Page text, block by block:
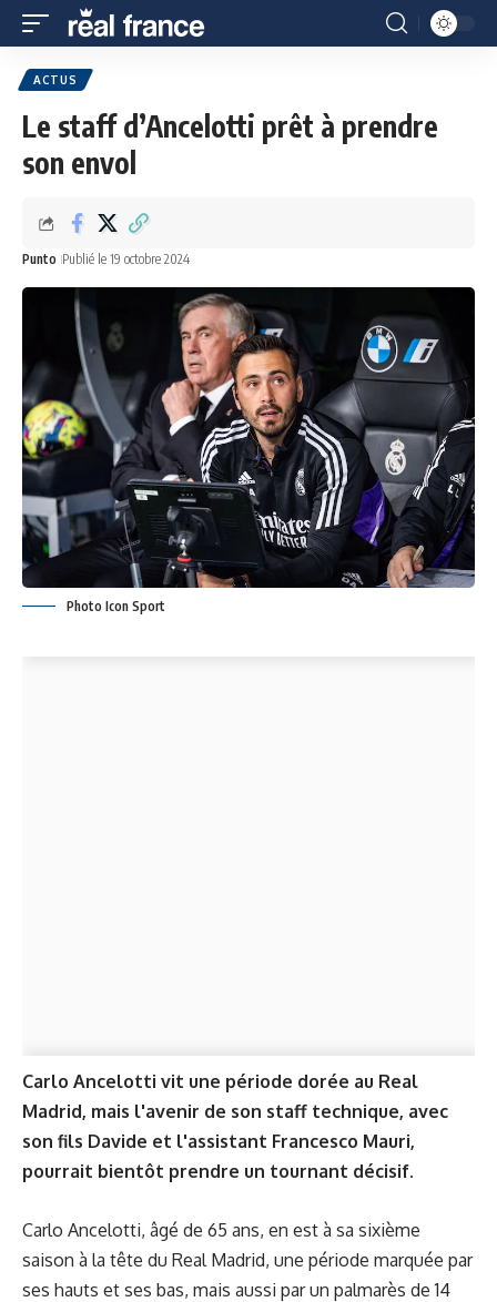
ACTUS
Le staff d’Ancelotti prêt à prendre
son envol
Punto Publié le 19 octobre 2024
Photo Icon Sport
Carlo Ancelotti vit une période dorée au Real
Madrid, mais l'avenir de son staff technique, avec
son fils Davide et l'assistant Francesco Mauri,
pourrait bientôt prendre un tournant décisif.
Carlo Ancelotti, âgé de 65 ans, en est à sa sixième
saison à la tête du Real Madrid, une période marquée par
ses hauts et ses bas, mais aussi par un palmarès de 14